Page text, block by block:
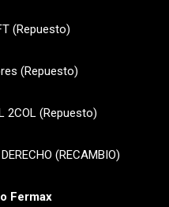
(Repuesto)
(Repuesto)
2COL (Repuesto)
(RECAMBIO)
Fermax